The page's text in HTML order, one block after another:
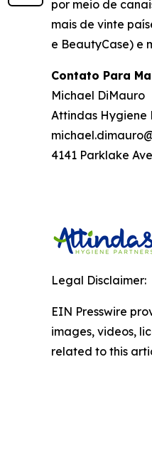
por meio de
mais de vinte
e BeautyCase) e
Contato Para
Michael DiMauro
Attindas Hygiene
4141 Parklake
Legal Disclaimer:
EIN Presswire
images, videos,
related to this